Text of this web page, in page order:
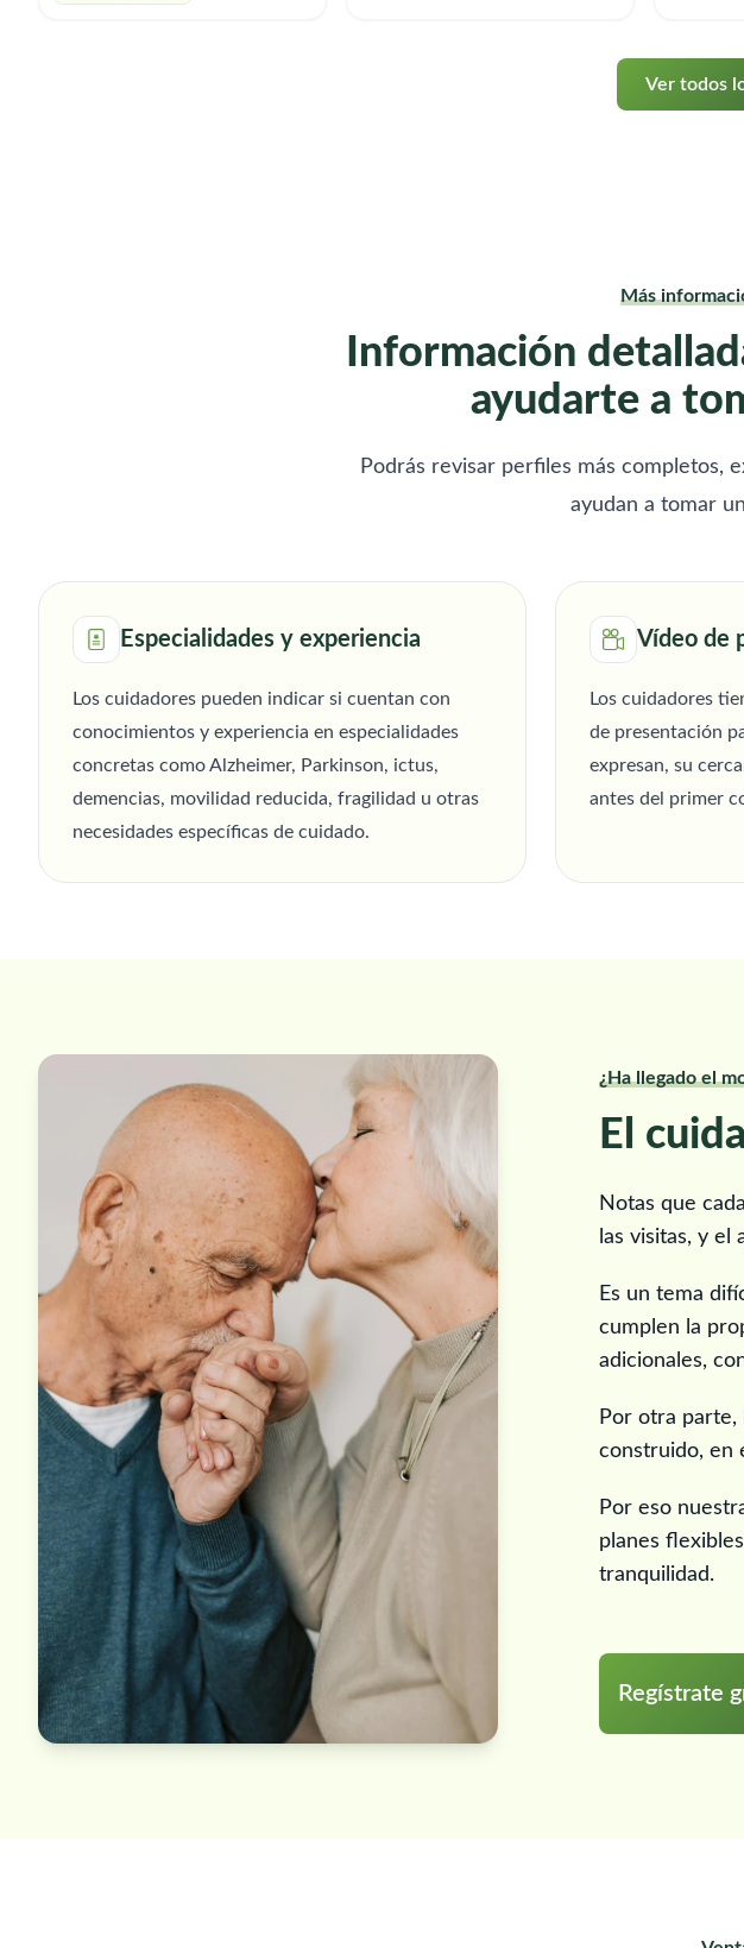
Ver todos
Más
Información
ayudarte a
Podrás revisar perfiles más completos,
ayudan a tomar
Especialidades y experiencia
Los cuidadores pueden indicar si cuentan con
conocimientos y experiencia en especialidades
concretas como Alzheimer, Parkinson, ictus,
demencias, movilidad reducida, fragilidad u otras
necesidades específicas de cuidado.
Vídeo de
Los cuidadores
de presentación
expresan, su
antes del primer
¿Ha llegado el
El
Notas que
las visitas, y el
Es un tema
cumplen la
adicionales,
Por otra
construido, en
Por eso
planes
tranquilidad.
Regístrate